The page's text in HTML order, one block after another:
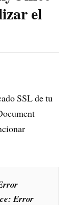
el
SSL de tu
Error